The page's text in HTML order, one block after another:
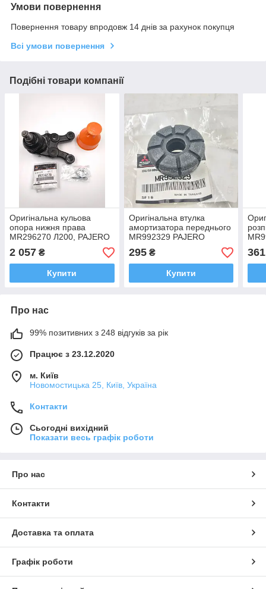
Умови повернення
Повернення товару впродовж 14 днів за рахунок покупця
Всі умови повернення
Подібні товари компанії
Оригінальна кульова
опора нижня права
MR296270 Л200, PAJERO
Паджеро Спорт
2 057 ₴
Купити
Оригінальна втулка
амортизатора переднього
MR992329 PAJERO
Паджеро Спорт, Л200
295₴
Купити
361
Про нас
99% позитивних з 248 відгуків за рік
Працює з 23.12.2020
м. Київ
Новомостицька 25, Київ, Україна
Контакти
Сьогодні вихідний
Показати весь графік роботи
Про нас
Контакти
Доставка та оплата
Графік роботи